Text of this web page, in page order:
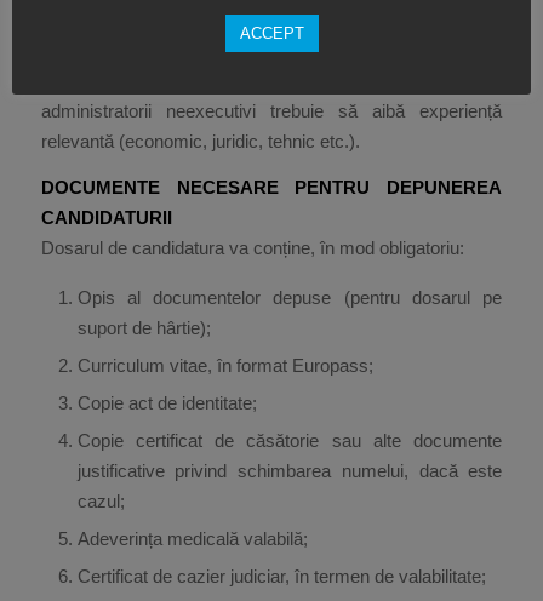
Administratorul executiv trebuie să dețină experiență în
administratorii neexecutivi trebuie să aibă experiență
relevantă (economic, juridic, tehnic etc.).
DOCUMENTE NECESARE PENTRU DEPUNEREA
CANDIDATURII
Dosarul de candidatura va conține, în mod obligatoriu:
Opis al documentelor depuse (pentru dosarul pe
suport de hârtie);
Curriculum vitae, în format Europass;
Copie act de identitate;
Copie certificat de căsătorie sau alte documente
justificative privind schimbarea numelui, dacă este
cazul;
Adeverința medicală valabilă;
Certificat de cazier judiciar, în termen de valabilitate;
ACCEPT